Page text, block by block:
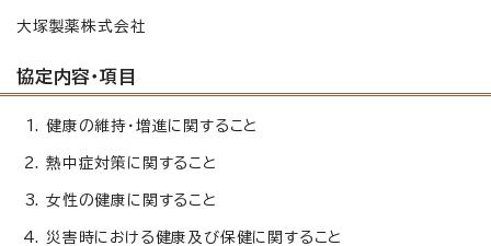
大塚製薬株式会社
協定内容・項目
健康の維持・増進に関すること
熱中症対策に関すること
女性の健康に関すること
災害時における健康及び保健に関すること